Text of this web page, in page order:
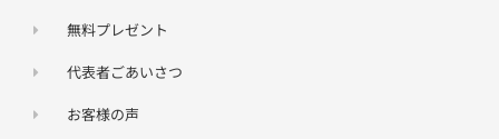
無料プレゼント
代表者ごあいさつ
お客様の声